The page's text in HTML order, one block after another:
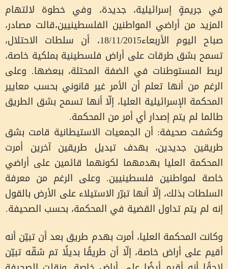
في جريمةٍ إسرائيلية، جديدة، وفي خطوة لالتهام
المزيد من أراضي المواطنين الفلسطينيين،قالت مصادر،
صباح اليوم الأربعاء18/11/2015، أن سلطات الاحتلال،
تسمح بشق طرقات على أراض فلسطينية بملكية خاصة،
لربط المستوطنات في الضفة المحتلة، ببعضها. وعلى
الرغم من أنها تعلم أن الأمر غير قانوني بحسب معايير
المحكمة الإسرائيلية العليا، إلّا أنها تسمح بشق الطريق
طالما لم يتم إصدار أي أمر من المحكمة.
وكشفت صحيفة: أن الجمعيات الاستيطانية قامت بشق
طريقين جديدين، بهدف تبديل طريقين آخرين أمرت
المحكمة العليا بهدمهما لكونهما قائمين على أراضي
خاصة لمواطنين فلسطينيين. وعلى الرغم من معرفة
السلطات بذلك، إلّا أنها تبرّر الاستيلاء على الأرض بالقول
إنه لم يتم تداول القضية في المحكمة، بحسب الصحيفة.
وكانت المحكمة العليا، أمرت بهدم طريق بعد أن تبيّن أنه
أقيم على أراض خاصة، إلّا أن طريقًا بديلًا تم شقّه تبيّن